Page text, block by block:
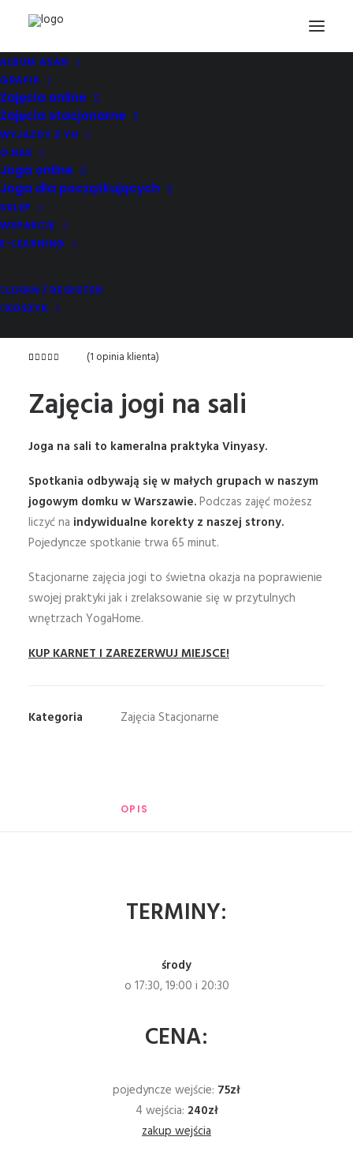
ALBUM ASAN
GRAFIK
Zajęcia online
Zajęcia stacjonarne
WYJAZDY Z YH
O NAS
Joga online
Joga dla początkujących
SKLEP
WSPARCIE
E-LEARNING
LOGIN / REGISTER
KOSZYK
na
podstawie
(1 opinia klienta)
Zajęcia jogi na sali
Joga na sali to kameralna praktyka Vinyasy.
Spotkania odbywają się w małych grupach w naszym
jogowym domku w Warszawie.Podczas zajęć możesz
liczyć na indywidualne korekty z naszej strony.
Pojedyncze spotkanie trwa 65 minut.
Stacjonarne zajęcia jogi to świetna okazja na poprawienie
swojej praktyki jak i zrelaksowanie się w przytulnych
wnętrzach YogaHome.
KUP KARNET I ZAREZERWUJ MIEJSCE!
Kategoria Zajęcia Stacjonarne
OPIS
TERMINY:
środy
o 17:30, 19:00 i 20:30
CENA:
pojedyncze wejście: 75zł
4 wejścia: 240zł
zakup wejścia